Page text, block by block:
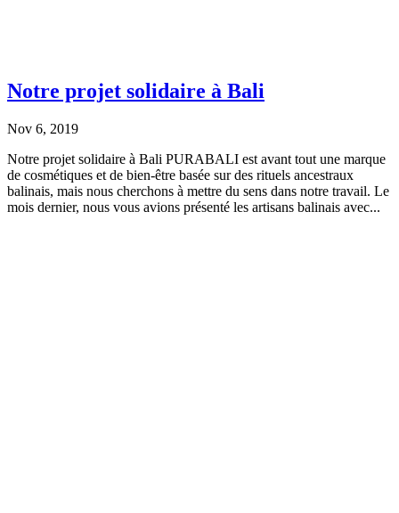
Notre projet solidaire à Bali
Nov 6, 2019
Notre projet solidaire à Bali PURABALI est avant tout une marque
de cosmétiques et de bien-être basée sur des rituels ancestraux
balinais, mais nous cherchons à mettre du sens dans notre travail. Le
mois dernier, nous vous avions présenté les artisans balinais avec...